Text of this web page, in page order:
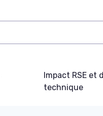
Impact RSE et
technique